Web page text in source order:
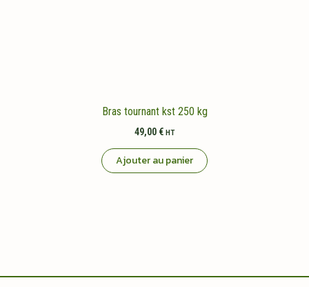
Bras tournant kst 250 kg
49,00 € HT
Ajouter au panier